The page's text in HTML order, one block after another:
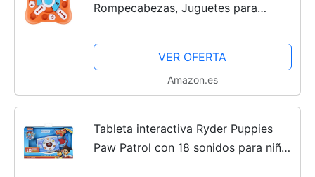
Rompecabezas, Juguetes para
Intelectuales para Cachorros, Gatos,
Perros Pequeños, Medianos y
VER OFERTA
Amazon.es
Tableta interactiva Ryder Puppies
Paw Patrol con 18 sonidos para niños